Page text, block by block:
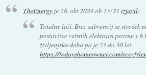
TheEnergyje 28. okt 2024 ob 15:21 izjavil:
Totalne laži. Brez subvencij se strošek
postavitve vetrnih elektrarn povrne v 6
življenjska doba pa je 25 do 30 let.
https://todayshomeowner.com/eco-